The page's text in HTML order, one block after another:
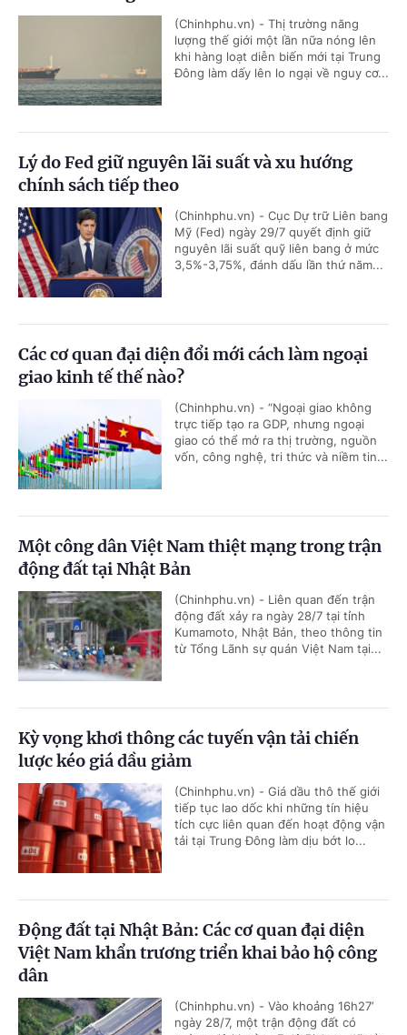
(Chinhphu.vn) - Thị trường năng
lượng thế giới một lần nữa nóng lên
khi hàng loạt diễn biến mới tại Trung
Đông làm dấy lên lo ngại về nguy cơ...
Lý do Fed giữ nguyên lãi suất và xu hướng
chính sách tiếp theo
(Chinhphu.vn) - Cục Dự trữ Liên bang
Mỹ (Fed) ngày 29/7 quyết định giữ
nguyên lãi suất quỹ liên bang ở mức
3,5%-3,75%, đánh dấu lần thứ năm...
Các cơ quan đại diện đổi mới cách làm ngoại
giao kinh tế thế nào?
(Chinhphu.vn) - “Ngoại giao không
trực tiếp tạo ra GDP, nhưng ngoại
giao có thể mở ra thị trường, nguồn
vốn, công nghệ, tri thức và niềm tin...
Một công dân Việt Nam thiệt mạng trong trận
động đất tại Nhật Bản
(Chinhphu.vn) - Liên quan đến trận
động đất xảy ra ngày 28/7 tại tỉnh
Kumamoto, Nhật Bản, theo thông tin
từ Tổng Lãnh sự quán Việt Nam tại...
Kỳ vọng khơi thông các tuyến vận tải chiến
lược kéo giá dầu giảm
(Chinhphu.vn) - Giá dầu thô thế giới
tiếp tục lao dốc khi những tín hiệu
tích cực liên quan đến hoạt động vận
tải tại Trung Đông làm dịu bớt lo...
Động đất tại Nhật Bản: Các cơ quan đại diện
Việt Nam khẩn trương triển khai bảo hộ công
dân
(Chinhphu.vn) - Vào khoảng 16h27’
ngày 28/7, một trận động đất có